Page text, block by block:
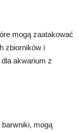
mogą zaatakować
zbiorników i
akwarium z
mogą